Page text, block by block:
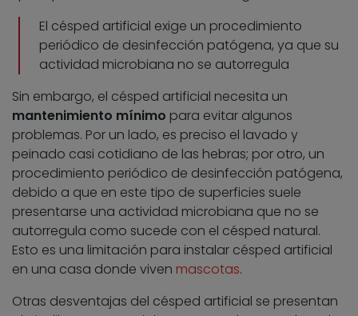
El césped artificial exige un procedimiento
periódico de desinfección patógena, ya que su
actividad microbiana no se autorregula
Sin embargo, el césped artificial necesita un
mantenimiento mínimo para evitar algunos
problemas. Por un lado, es preciso el lavado y
peinado casi cotidiano de las hebras; por otro, un
procedimiento periódico de desinfección patógena,
debido a que en este tipo de superficies suele
presentarse una actividad microbiana que no se
autorregula como sucede con el césped natural.
Esto es una limitación para instalar césped artificial
en una casa donde viven mascotas.
Otras desventajas del césped artificial se presentan